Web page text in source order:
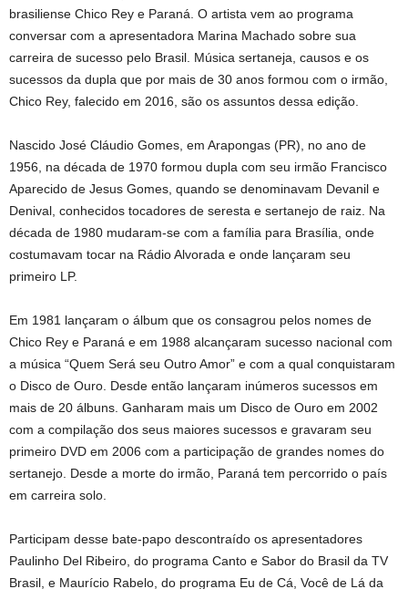
brasiliense Chico Rey e Paraná. O artista vem ao programa
conversar com a apresentadora Marina Machado sobre sua
carreira de sucesso pelo Brasil. Música sertaneja, causos e os
sucessos da dupla que por mais de 30 anos formou com o irmão,
Chico Rey, falecido em 2016, são os assuntos dessa edição.
Nascido José Cláudio Gomes, em Arapongas (PR), no ano de
1956, na década de 1970 formou dupla com seu irmão Francisco
Aparecido de Jesus Gomes, quando se denominavam Devanil e
Denival, conhecidos tocadores de seresta e sertanejo de raiz. Na
década de 1980 mudaram-se com a família para Brasília, onde
costumavam tocar na Rádio Alvorada e onde lançaram seu
primeiro LP.
Em 1981 lançaram o álbum que os consagrou pelos nomes de
Chico Rey e Paraná e em 1988 alcançaram sucesso nacional com
a música “Quem Será seu Outro Amor” e com a qual conquistaram
o Disco de Ouro. Desde então lançaram inúmeros sucessos em
mais de 20 álbuns. Ganharam mais um Disco de Ouro em 2002
com a compilação dos seus maiores sucessos e gravaram seu
primeiro DVD em 2006 com a participação de grandes nomes do
sertanejo. Desde a morte do irmão, Paraná tem percorrido o país
em carreira solo.
Participam desse bate-papo descontraído os apresentadores
Paulinho Del Ribeiro, do programa Canto e Sabor do Brasil da TV
Brasil, e Maurício Rabelo, do programa Eu de Cá, Você de Lá da